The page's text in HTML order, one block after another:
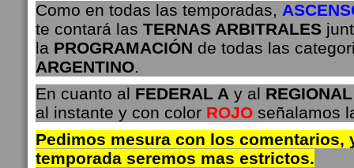
Como en todas las temporadas,
te contará las TERNAS ARBITRALES
la PROGRAMACIÓN de todas las
ARGENTINO.
En cuanto al FEDERAL A y al REGIONAL
al instante y con color ROJO señalamos
Pedimos mesura con los comentarios,
temporada seremos mas estrictos.